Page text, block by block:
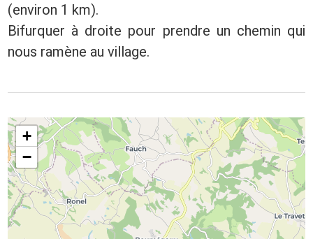
(environ 1 km).
Bifurquer à droite pour prendre un chemin qui
nous ramène au village.
+
−